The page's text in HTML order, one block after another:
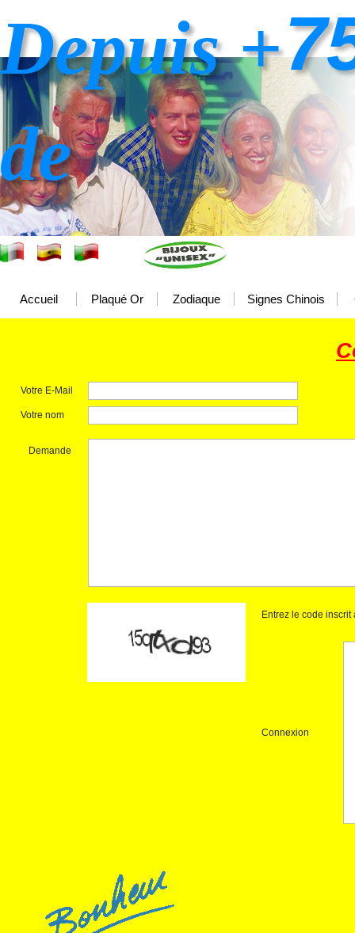
Accueil Plaqué Or Zodiaque Signes Chinois
Depuis +
de
Votre E-Mail
Votre nom
Demande
Entrez le code inscrit
Connexion